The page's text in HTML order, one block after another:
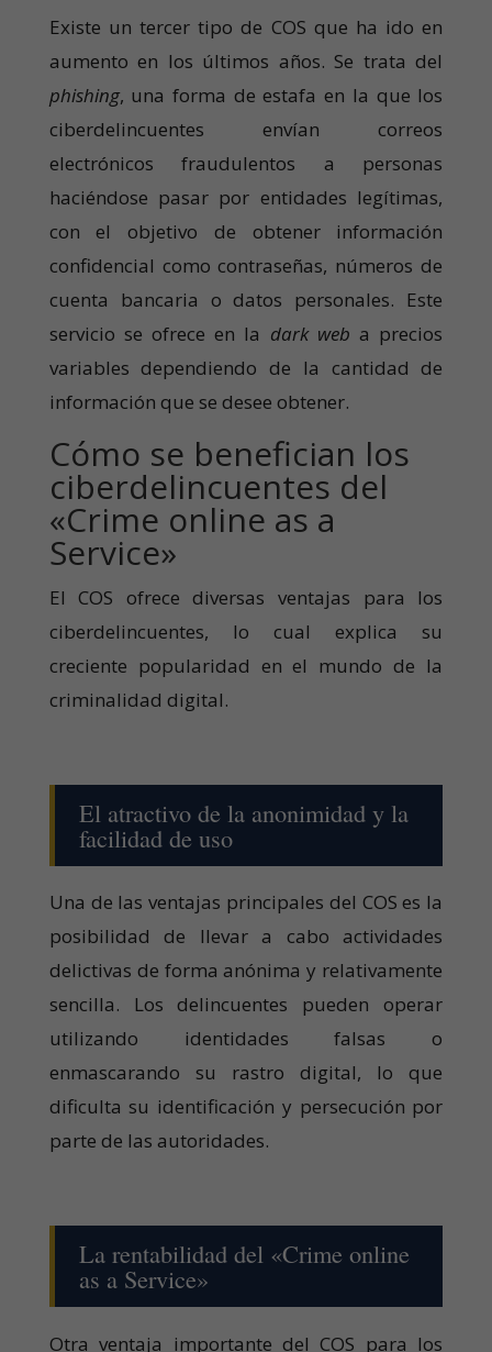
Existe un tercer tipo de COS que ha ido en
aumento en los últimos años. Se trata del
phishing, una forma de estafa en la que los
ciberdelincuentes envían correos
electrónicos fraudulentos a personas
haciéndose pasar por entidades legítimas,
con el objetivo de obtener información
confidencial como contraseñas, números de
cuenta bancaria o datos personales. Este
servicio se ofrece en la dark web a precios
variables dependiendo de la cantidad de
información que se desee obtener.
Cómo se benefician los
ciberdelincuentes del
«Crime online as a
Service»
El COS ofrece diversas ventajas para los
ciberdelincuentes, lo cual explica su
creciente popularidad en el mundo de la
criminalidad digital.
El atractivo de la anonimidad y la
facilidad de uso
Una de las ventajas principales del COS es la
posibilidad de llevar a cabo actividades
delictivas de forma anónima y relativamente
sencilla. Los delincuentes pueden operar
utilizando identidades falsas o
enmascarando su rastro digital, lo que
dificulta su identificación y persecución por
parte de las autoridades.
La rentabilidad del «Crime online
as a Service»
Otra ventaja importante del COS para los